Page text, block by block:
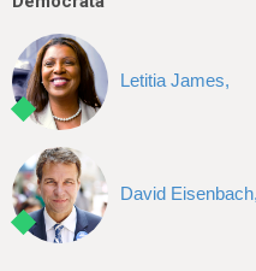
Letitia James,
David Eisenbach,